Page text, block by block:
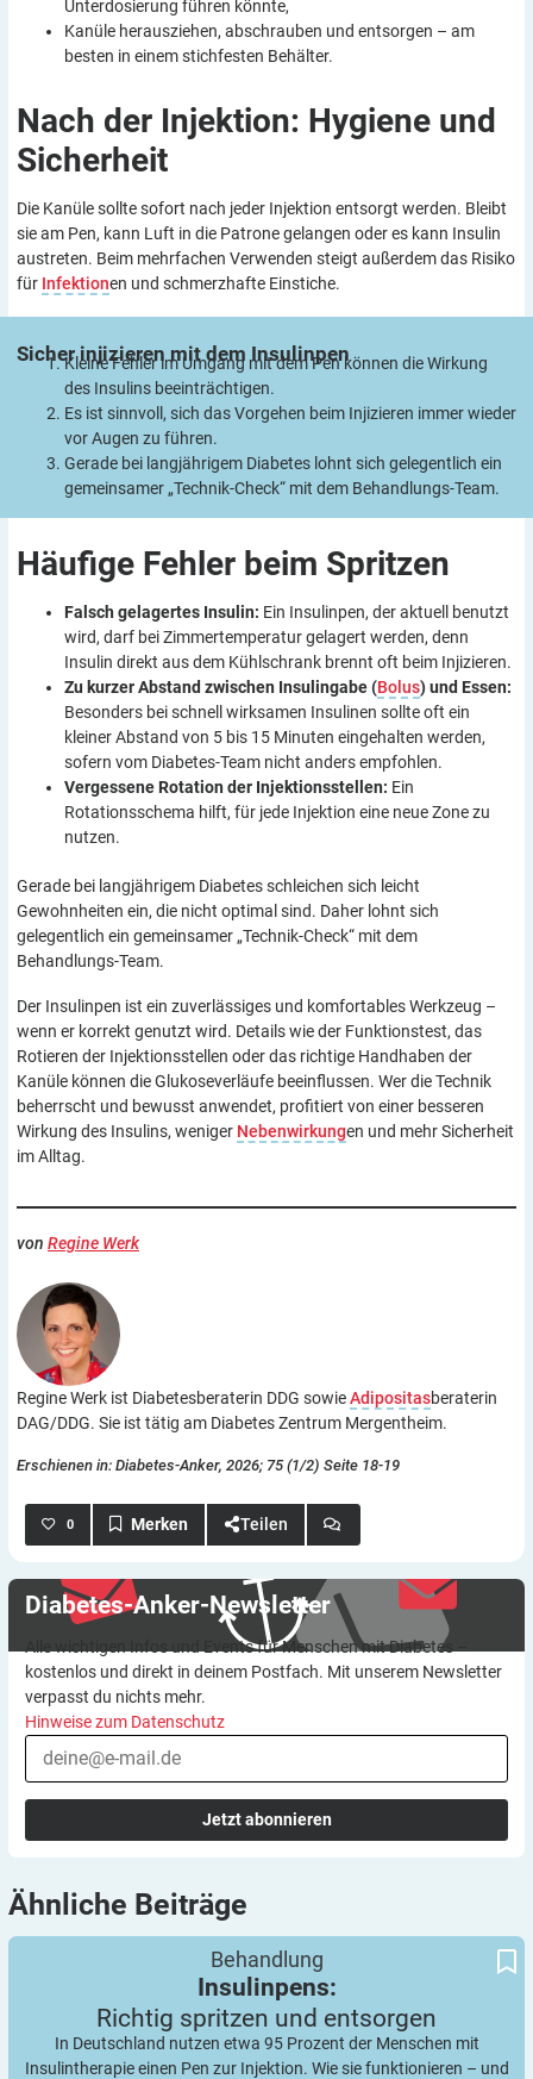
Unterdosierung führen könnte,
Kanüle herausziehen, abschrauben und entsorgen – am
besten in einem stichfesten Behälter.
Nach der Injektion: Hygiene und
Sicherheit
Die Kanüle sollte sofort nach jeder Injektion entsorgt werden. Bleibt
sie am Pen, kann Luft in die Patrone gelangen oder es kann Insulin
austreten. Beim mehrfachen Verwenden steigt außerdem das Risiko
für Infektionen und schmerzhafte Einstiche.
Sicher injizieren mit dem Insulinpen
Kleine Fehler im Umgang mit dem Pen können die Wirkung
des Insulins beeinträchtigen.
Es ist sinnvoll, sich das Vorgehen beim Injizieren immer wieder
vor Augen zu führen.
Gerade bei langjährigem Diabetes lohnt sich gelegentlich ein
gemeinsamer „Technik-Check“ mit dem Behandlungs-Team.
Häufige Fehler beim Spritzen
Falsch gelagertes Insulin: Ein Insulinpen, der aktuell benutzt
wird, darf bei Zimmertemperatur gelagert werden, denn
Insulin direkt aus dem Kühlschrank brennt oft beim Injizieren.
Zu kurzer Abstand zwischen Insulingabe (Bolus) und Essen:
Besonders bei schnell wirksamen Insulinen sollte oft ein
kleiner Abstand von 5 bis 15 Minuten eingehalten werden,
sofern vom Diabetes-Team nicht anders empfohlen.
Vergessene Rotation der Injektionsstellen: Ein
Rotationsschema hilft, für jede Injektion eine neue Zone zu
nutzen.
Gerade bei langjährigem Diabetes schleichen sich leicht
Gewohnheiten ein, die nicht optimal sind. Daher lohnt sich
gelegentlich ein gemeinsamer „Technik-Check“ mit dem
Behandlungs-Team.
Der Insulinpen ist ein zuverlässiges und komfortables Werkzeug –
wenn er korrekt genutzt wird. Details wie der Funktionstest, das
Rotieren der Injektionsstellen oder das richtige Handhaben der
Kanüle können die Glukoseverläufe beeinflussen. Wer die Technik
beherrscht und bewusst anwendet, profitiert von einer besseren
Wirkung des Insulins, weniger Nebenwirkungen und mehr Sicherheit
im Alltag.
von Regine Werk
Regine Werk ist Diabetesberaterin DDG sowieAdipositasberaterin
DAG/DDG. Sie ist tätig am Diabetes Zentrum Mergentheim.
Erschienen in: Diabetes-Anker, 2026; 75 (1/2) Seite 18-19
0 Teilen
Diabetes-Anker-Newsletter
Alle wichtigen Infos und Events für Menschen mit Diabetes –
kostenlos und direkt in deinem Postfach. Mit unserem Newsletter
verpasst du nichts mehr.
Hinweise zum Datenschutz
Jetzt abonnieren
Ähnliche Beiträge
Behandlung
Insulinpens:
Richtig spritzen und entsorgen
In Deutschland nutzen etwa 95 Prozent der Menschen mit
Insulintherapie einen Pen zur Injektion. Wie sie funktionieren – und